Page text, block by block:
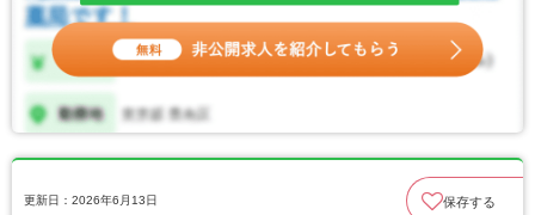
更新日：2026年6月13日 保存する